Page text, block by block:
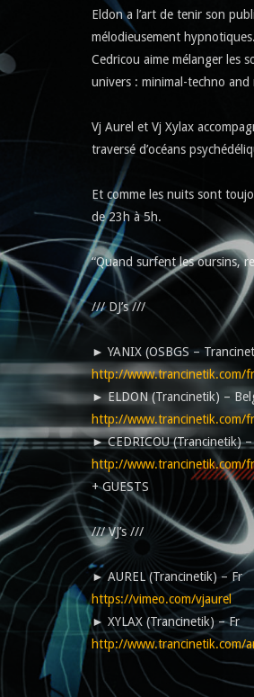
Eldon a l’art de tenir son
mélodieusement hypnotiques.
Cedricou aime mélanger les
univers : minimal-techno and
Vj Aurel et Vj Xylax
traversé d’océans
Et comme les nuits sont
de 23h à 5h.
“Quand surfent les oursins,
/// DJ’s ///
► YANIX (OSBGS –
http://www.trancinetik.com/
► ELDON (Trancinetik) –
http://www.trancinetik.com/
► CEDRICOU (Trancinetik) –
http://www.trancinetik.com/
+ GUESTS
/// VJ’s ///
► AUREL (Trancinetik) – Fr
https://vimeo.com/vjaurel
► XYLAX (Trancinetik) – Fr
http://www.trancinetik.com/